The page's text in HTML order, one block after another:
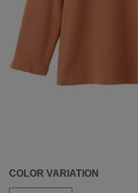
COLOR VARIATION